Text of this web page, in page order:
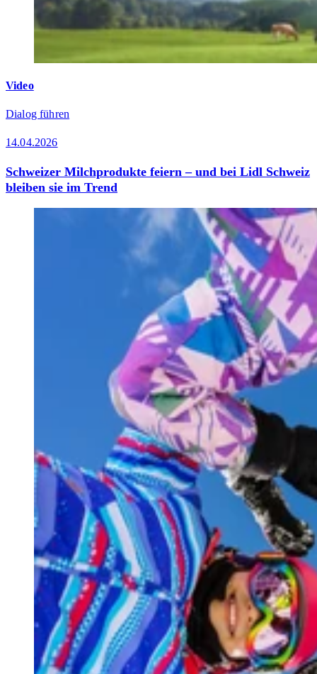
Video
Dialog führen
14.04.2026
Schweizer Milchprodukte feiern – und bei Lidl Schweiz
bleiben sie im Trend